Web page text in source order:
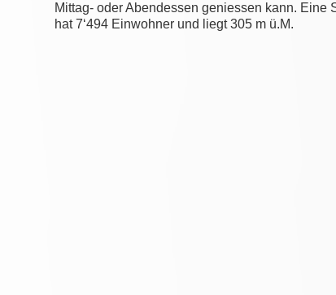
Mittag- oder Abendessen geniessen kann.
hat 7‘494 Einwohner und liegt 305 m ü.M.